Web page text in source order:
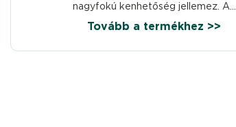
nagyfokú kenhetőség jellemez. A...
Tovább a termékhez >>